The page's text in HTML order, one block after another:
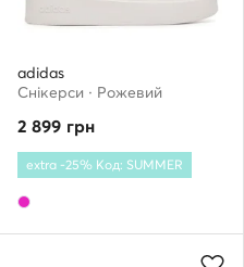
adidas
Снікерcи · Рожевий
2 899 грн
extra -25% Код: SUMMER